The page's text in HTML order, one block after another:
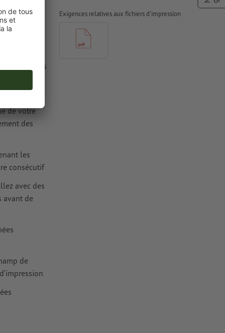
compte des
de votre
des
les
consécutif
avec des
avant de
de
Exigences relatives aux fichiers d'impression